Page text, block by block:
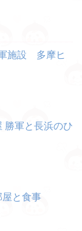
施設 多摩ヒ
勝軍と長浜のひ
屋と食事